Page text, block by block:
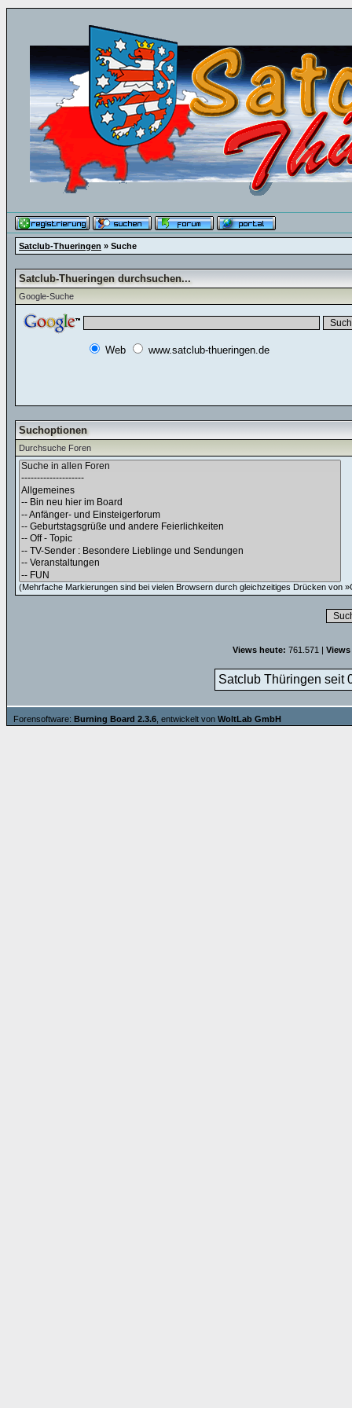
Satclub-Thueringen » Suche
Satclub-Thueringen durchsuchen...
Google-Suche
Web www.satclub-thueringen.de
Suchoptionen
Durchsuche Foren
(Mehrfache Markierungen sind bei vielen Browsern durch gleichzeitiges Drücken von
Views heute: 761.571 |
Satclub Thüringen seit
Forensoftware: Burning Board 2.3.6 , entwickelt von WoltLab GmbH